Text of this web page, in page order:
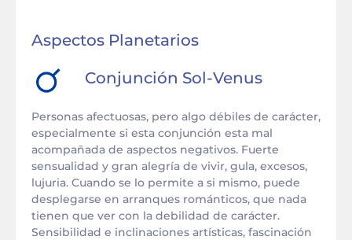
Aspectos Planetarios
Conjunción Sol-Venus
Personas afectuosas, pero algo débiles de carácter,
especialmente si esta conjunción esta mal
acompañada de aspectos negativos. Fuerte
sensualidad y gran alegría de vivir, gula, excesos,
lujuria. Cuando se lo permite a si mismo, puede
desplegarse en arranques románticos, que nada
tienen que ver con la debilidad de carácter.
Sensibilidad e inclinaciones artísticas, fascinación